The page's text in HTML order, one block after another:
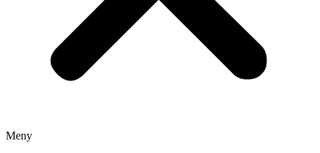
Meny